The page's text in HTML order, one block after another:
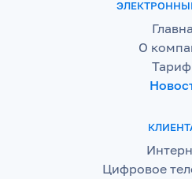
О
Цифровое